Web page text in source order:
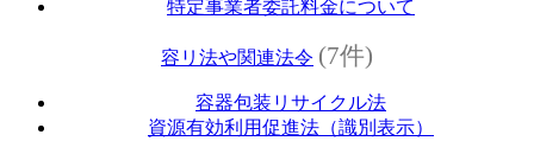
特定事業者委託料金について
容リ法や関連法令 (7件)
容器包装リサイクル法
資源有効利用促進法（識別表示）